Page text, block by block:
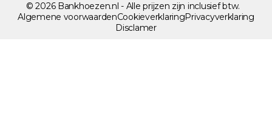
© 2026 Bankhoezen.nl - Alle prijzen zijn inclusief btw.
Algemene voorwaardenCookieverklaringPrivacyverklaring
Disclamer